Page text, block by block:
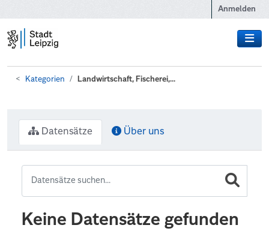
Anmelden
Kategorien Landwirtschaft, Fischerei,...
Datensätze Über uns
Keine Datensätze gefunden